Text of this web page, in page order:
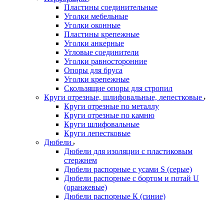
Пластины соединительные
Уголки мебельные
Уголки оконные
Пластины крепежные
Уголки анкерные
Угловые соединители
Уголки равносторонние
Опоры для бруса
Уголки крепежные
Скользящие опоры для стропил
Круги отрезные, шлифовальные, лепестковые
Круги отрезные по металлу
Круги отрезные по камню
Круги шлифовальные
Круги лепестковые
Дюбели
Дюбели для изоляции с пластиковым
стержнем
Дюбели распорные с усами S (серые)
Дюбели распорные c бортом и потай U
(оранжевые)
Дюбели распорные К (синие)